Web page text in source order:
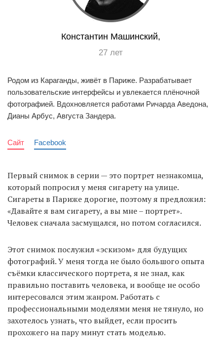
Константин Машинский,
27 лет
Родом из Караганды, живёт в Париже. Разрабатывает
пользовательские интерфейсы и увлекается плёночной
фотографией. Вдохновляется работами Ричарда Аведона,
Дианы Арбус, Августа Зандера.
Сайт Facebook
Первый снимок в серии — это портрет незнакомца,
который попросил у меня сигарету на улице.
Сигареты в Париже дорогие, поэтому я предложил:
«Давайте я вам сигарету, а вы мне – портрет».
Человек сначала засмущался, но потом согласился.
Этот снимок послужил «эскизом» для будущих
фотографий. У меня тогда не было большого опыта
съёмки классического портрета, я не знал, как
правильно поставить человека, и вообще не особо
интересовался этим жанром. Работать с
профессиональными моделями меня не тянуло, но
захотелось узнать, что выйдет, если просить
прохожего на пару минут стать моделью.